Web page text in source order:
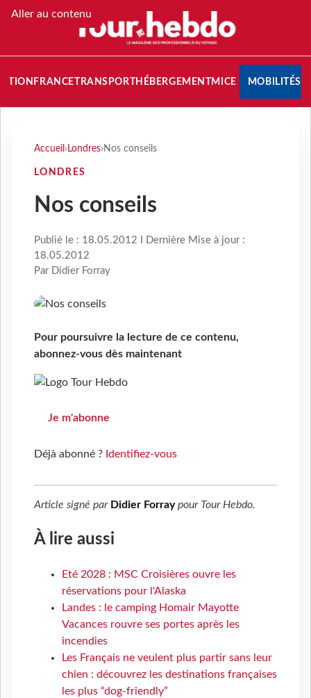
Aller au contenu
FRANCETRANSPORT HÉBERGEMENTMICE MOBILITÉS
Accueil › Londres› Nos conseils
LONDRES
Nos conseils
Publié le : 18.05.2012 I Dernière Mise à jour :
18.05.2012
Par Didier Forray
Pour poursuivre la lecture de ce contenu,
abonnez-vous dès maintenant
Je m'abonne
Déjà abonné ? Identifiez-vous
Article signé par Didier Forraypour Tour Hebdo.
À lire aussi
Eté 2028 : MSC Croisières ouvre les
réservations pour l'Alaska
Landes : le camping Homair Mayotte
Vacances rouvre ses portes après les
incendies
Les Français ne veulent plus partir sans leur
chien : découvrez les destinations françaises
les plus “dog-friendly”